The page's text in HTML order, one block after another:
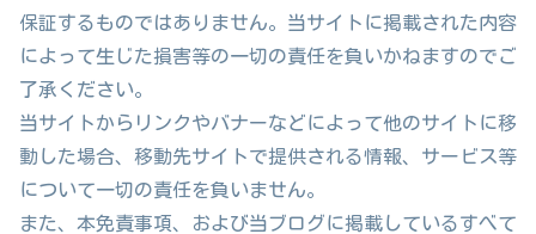
保証するものではありません。当サイトに掲載された内容
によって生じた損害等の一切の責任を負いかねますのでご
了承ください。
当サイトからリンクやバナーなどによって他のサイトに移
動した場合、移動先サイトで提供される情報、サービス等
について一切の責任を負いません。
また、本免責事項、および当ブログに掲載しているすべて